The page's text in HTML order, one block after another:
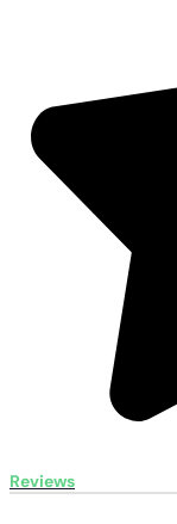
Reviews